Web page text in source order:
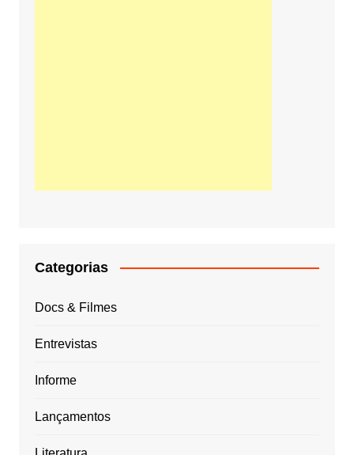
Categorias
Docs & Filmes
Entrevistas
Informe
Lançamentos